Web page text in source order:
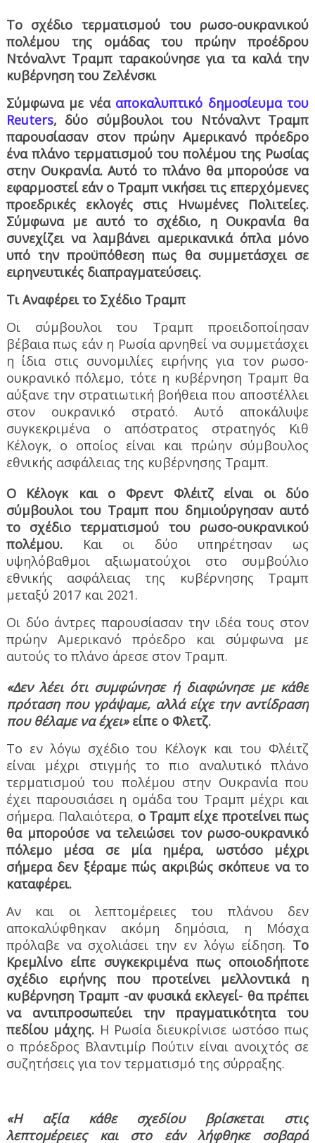
Το σχέδιο τερματισμού του ρωσο-ουκρανικού
πολέμου της ομάδας του πρώην προέδρου
Ντόναλντ Τραμπ ταρακούνησε για τα καλά την
κυβέρνηση του Ζελένσκι
Σύμφωνα με νέα αποκαλυπτικό δημοσίευμα του
Reuters, δύο σύμβουλοι του Ντόναλντ Τραμπ
παρουσίασαν στον πρώην Αμερικανό πρόεδρο
ένα πλάνο τερματισμού του πολέμου της Ρωσίας
στην Ουκρανία. Αυτό το πλάνο θα μπορούσε να
εφαρμοστεί εάν ο Τραμπ νικήσει τις επερχόμενες
προεδρικές εκλογές στις Ηνωμένες Πολιτείες.
Σύμφωνα με αυτό το σχέδιο, η Ουκρανία θα
συνεχίζει να λαμβάνει αμερικανικά όπλα μόνο
υπό την προϋπόθεση πως θα συμμετάσχει σε
ειρηνευτικές διαπραγματεύσεις.
Τι Αναφέρει το Σχέδιο Τραμπ
Οι σύμβουλοι του Τραμπ προειδοποίησαν
βέβαια πως εάν η Ρωσία αρνηθεί να συμμετάσχει
η ίδια στις συνομιλίες ειρήνης για τον ρωσο-
ουκρανικό πόλεμο, τότε η κυβέρνηση Τραμπ θα
αύξανε την στρατιωτική βοήθεια που αποστέλλει
στον ουκρανικό στρατό. Αυτό αποκάλυψε
συγκεκριμένα ο απόστρατος στρατηγός Κιθ
Κέλογκ, ο οποίος είναι και πρώην σύμβουλος
εθνικής ασφάλειας της κυβέρνησης Τραμπ.
Ο Κέλογκ και ο Φρεντ Φλέιτζ είναι οι δύο
σύμβουλοι του Τραμπ που δημιούργησαν αυτό
το σχέδιο τερματισμού του ρωσο-ουκρανικού
πολέμου.Και οι δύο υπηρέτησαν ως
υψηλόβαθμοι αξιωματούχοι στο συμβούλιο
εθνικής ασφάλειας της κυβέρνησης Τραμπ
μεταξύ 2017 και 2021.
Οι δύο άντρες παρουσίασαν την ιδέα τους στον
πρώην Αμερικανό πρόεδρο και σύμφωνα με
αυτούς το πλάνο άρεσε στον Τραμπ.
«Δεν λέει ότι συμφώνησε ή διαφώνησε με κάθε
πρόταση που γράψαμε, αλλά είχε την αντίδραση
που θέλαμε να έχει»είπε ο Φλετζ.
Το εν λόγω σχέδιο του Κέλογκ και του Φλέιτζ
είναι μέχρι στιγμής το πιο αναλυτικό πλάνο
τερματισμού του πολέμου στην Ουκρανία που
έχει παρουσιάσει η ομάδα του Τραμπ μέχρι και
σήμερα. Παλαιότερα, ο Τραμπ είχε προτείνει πως
θα μπορούσε να τελειώσει τον ρωσο-ουκρανικό
πόλεμο μέσα σε μία ημέρα, ωστόσο μέχρι
σήμερα δεν ξέραμε πώς ακριβώς σκόπευε να το
καταφέρει.
Αν και οι λεπτομέρειες του πλάνου δεν
αποκαλύφθηκαν ακόμη δημόσια, η Μόσχα
πρόλαβε να σχολιάσει την εν λόγω είδηση. Το
Κρεμλίνο είπε συγκεκριμένα πως οποιοδήποτε
σχέδιο ειρήνης που προτείνει μελλοντικά η
κυβέρνηση Τραμπ -αν φυσικά εκλεγεί- θα πρέπει
να αντιπροσωπεύει την πραγματικότητα του
πεδίου μάχης. Η Ρωσία διευκρίνισε ωστόσο πως
ο πρόεδρος Βλαντιμίρ Πούτιν είναι ανοιχτός σε
συζητήσεις για τον τερματισμό της σύρραξης.
«Η αξία κάθε σχεδίου βρίσκεται στις
λεπτομέρειες και στο εάν λήφθηκε σοβαρά